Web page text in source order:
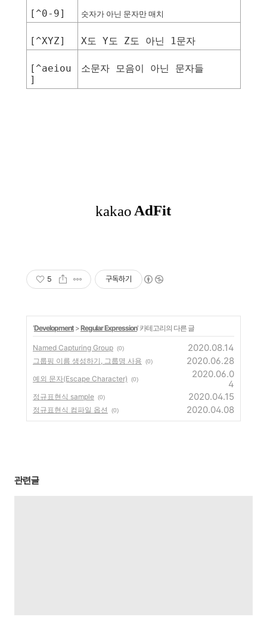
[^0-9] 숫자가 아닌 문자만 매치
[^XYZ] X도 Y 도 Z도 아닌 1문자
[^aeiou
]
소문자 모음이 아닌 문자들
5 구독하기
'Development>Regular Expression' 카테고리의 다른 글
Named Capturing Group (0) 2020.08.14
그룹핑 이름 생성하기, 그룹명 사용 (0) 2020.06.28
예외 문자(Escape Character) (0)
2020.06.0
4
정규표현식 sample (0) 2020.04.15
정규표현식 컴파일 옵션 (0) 2020.04.08
관련글